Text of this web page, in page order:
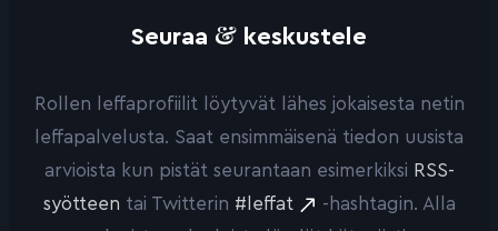
Seuraa & keskustele
Rollen leffaprofiilit löytyvät lähes jokaisesta netin
leffapalvelusta. Saat ensimmäisenä tiedon uusista
arvioista kun pistät seurantaan esimerkiksi RSS-
syötteen tai Twitterin #leffat
-hashtagin. Alla